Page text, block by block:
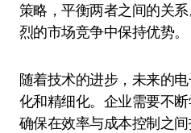
策略，平衡两者之间的关
烈的市场竞争中保持优势。
随着技术的进步，未来的
化和精细化。企业需要不
确保在效率与成本控制之间